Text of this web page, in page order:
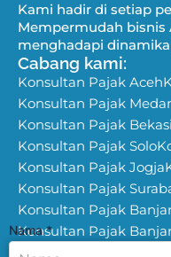
Kami hadir di setiap
Mempermudah bisnis
menghadapi
Cabang kami:
Konsultan Pajak Aceh
Konsultan Pajak
Konsultan Pajak Bekasi
Konsultan Pajak Solo
Konsultan Pajak Jogja
Konsultan Pajak
Konsultan Pajak
Konsultan Pajak
Nama*